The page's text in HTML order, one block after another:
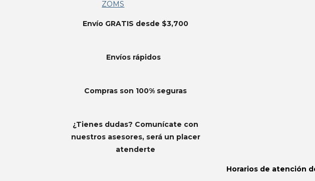
ZOMS
Envío GRATIS desde $3,700
Envíos rápidos
Compras son 100% seguras
¿Tienes dudas? Comunícate con
nuestros asesores, será un placer
atenderte
Horarios de atención